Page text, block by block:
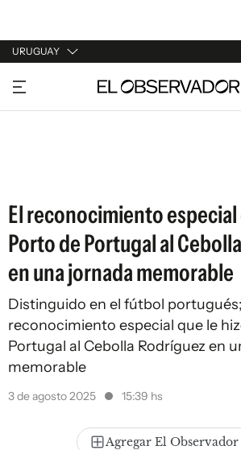
URUGUAY
URUGUAY
ARGENTINA
El reconocimiento especial
Porto de Portugal al
en una jornada memorable
Distinguido en el fútbol
reconocimiento especial que le
Portugal al Cebolla Rodríguez en
memorable
3 de agosto 2025 15:39 hs
Agregar El Observador